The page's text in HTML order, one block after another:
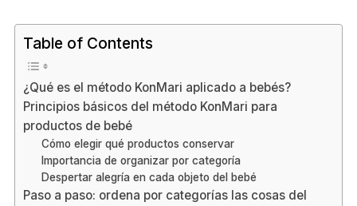
Table of Contents
¿Qué es el método KonMari aplicado a bebés?
Principios básicos del método KonMari para
productos de bebé
Cómo elegir qué productos conservar
Importancia de organizar por categoría
Despertar alegría en cada objeto del bebé
Paso a paso: ordena por categorías las cosas del